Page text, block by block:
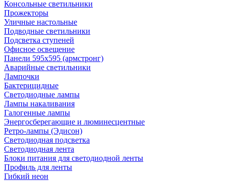
Консольные светильники
Прожекторы
Уличные настольные
Подводные светильники
Подсветка ступеней
Офисное освещение
Панели 595х595 (армстронг)
Аварийные светильники
Лампочки
Бактерицидные
Светодиодные лампы
Лампы накаливания
Галогенные лампы
Энергосберегающие и люминесцентные
Ретро-лампы (Эдисон)
Светодиодная подсветка
Светодиодная лента
Блоки питания для светодиодной ленты
Профиль для ленты
Гибкий неон